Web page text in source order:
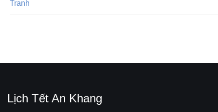
Tranh
Lịch Tết An Khang